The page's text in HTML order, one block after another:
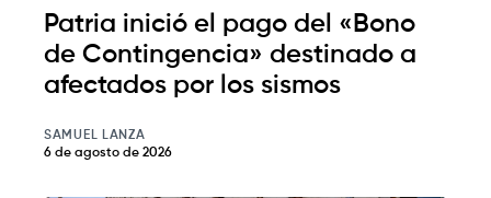
Patria inició el pago del «Bono
de Contingencia» destinado a
afectados por los sismos
SAMUEL LANZA
6 de agosto de 2026